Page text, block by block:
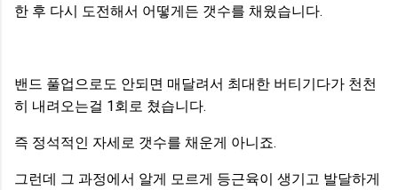
한 후 다시 도전해서 어떻게든 갯수를 채웠습니다.
밴드 풀업으로도 안되면 매달려서 최대한 버티기다가 천천
히 내려오는걸 1회로 쳤습니다.
즉 정석적인 자세로 갯수를 채운게 아니죠.
그런데 그 과정에서 알게 모르게 등근육이 생기고 발달하게